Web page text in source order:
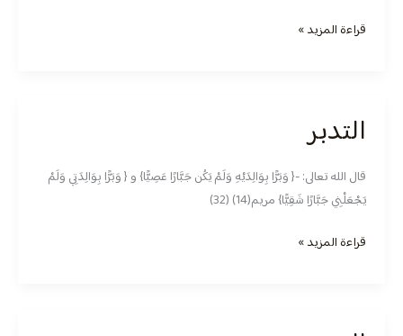
قراءة المزيد »
التدبر
قال الله تعالى: -{ وَبَرًّا بِوَالِدَيْهِ وَلَمْ يَكُن جَبَّارًا عَصِيًّا} و { وَبَرًّا بِوَالِدَتِي وَلَمْ
يَجْعَلْنِي جَبَّارًا شَقِيًّا} مريم(14) (32)
التدبر
قراءة المزيد »